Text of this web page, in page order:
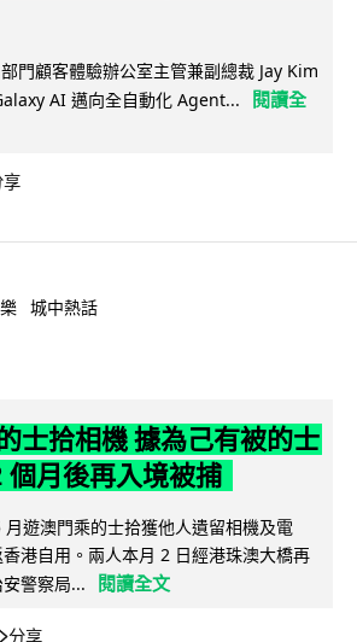
門顧客體驗辦公室主管兼副總裁 Jay Kim
AI 邁向全自動化 Agent...
閱讀全
城中熱話
士拾相機 據為己有被的士
個月後再入境被捕
遊澳門乘的士拾獲他人遺留相機及電
港自用。兩人本月 2 日經港珠澳大橋再
警察局...
閱讀全文
分享